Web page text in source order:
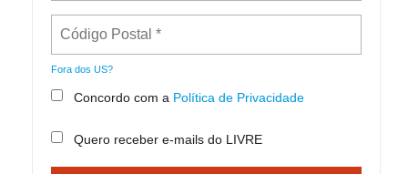
Fora dos US?
Concordo com a Política de Privacidade
Quero receber e-mails do LIVRE